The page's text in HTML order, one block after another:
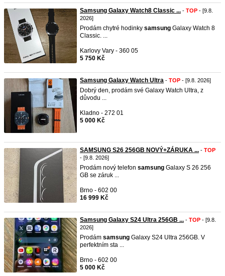
Samsung Galaxy Watch8 Classic ... - TOP - [9.8.
2026]
Prodám chytré hodinky samsung Galaxy Watch 8
Classic. ...
Karlovy Vary - 360 05
5 750 Kč
Samsung Galaxy Watch Ultra - TOP - [9.8. 2026]
Dobrý den, prodám své Galaxy Watch Ultra, z
důvodu ...
Kladno - 272 01
5 000 Kč
SAMSUNG S26 256GB NOVÝ+ZÁRUKA ... - TOP
- [9.8. 2026]
Prodám nový telefon samsung Galaxy S 26 256
GB se záruk ...
Brno - 602 00
16 999 Kč
Samsung Galaxy S24 Ultra 256GB ... - TOP - [9.8.
2026]
Prodám samsung Galaxy S24 Ultra 256GB. V
perfektním sta ...
Brno - 602 00
5 000 Kč